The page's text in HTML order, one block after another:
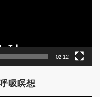
02:12
吸瞑想